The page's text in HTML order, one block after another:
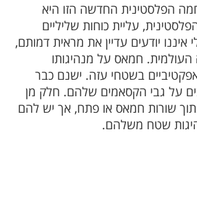
הפלסטינית החדשה הזו היא
עליית כוחות שליליים
יודעים עדיין את מראית דמותם,
העולמית. חמאס על מנהיגותו
בשטחי עזה. ישנם כבר
על גבי הקסאמים שלהם. חלק מן
שורות חמאס או פתח, אך יש להם
שטח משלהם.